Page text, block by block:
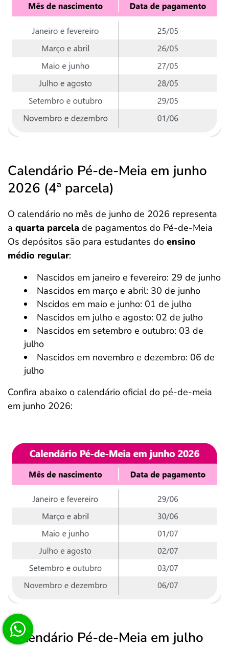
Calendário Pé-de-Meia em junho
2026 (4ª parcela)
O calendário no mês de junho de 2026 representa
a quarta parcela de pagamentos do Pé-de-Meia
Os depósitos são para estudantes do ensino
médio regular:
Nascidos em janeiro e fevereiro: 29 de junho
Nascidos em março e abril: 30 de junho
Nscidos em maio e junho: 01 de julho
Nascidos em julho e agosto: 02 de julho
Nascidos em setembro e outubro: 03 de
julho
Nascidos em novembro e dezembro: 06 de
julho
Confira abaixo o calendário oficial do pé-de-meia
em junho 2026:
Calendário Pé-de-Meia em julho